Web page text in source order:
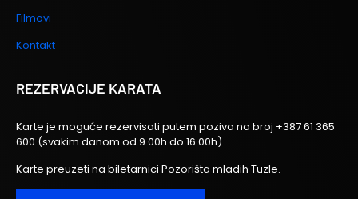
Filmovi
Kontakt
REZERVACIJE KARATA
Karte je moguće rezervisati putem poziva na broj +387 61 365
600 (svakim danom od 9.00h do 16.00h)
Karte preuzeti na biletarnici Pozorišta mladih Tuzle.